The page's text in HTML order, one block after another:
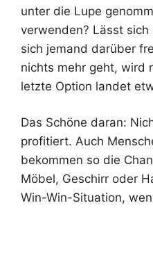
unter die Lupe
verwenden? Lässt
sich jemand darüber
nichts mehr geht, wird
letzte Option landet
Das Schöne daran:
profitiert. Auch
bekommen so die
Möbel, Geschirr oder
Win-Win-Situation,